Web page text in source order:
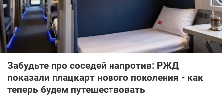
Забудьте про соседей напротив: РЖД
показали плацкарт нового поколения - как
теперь будем путешествовать